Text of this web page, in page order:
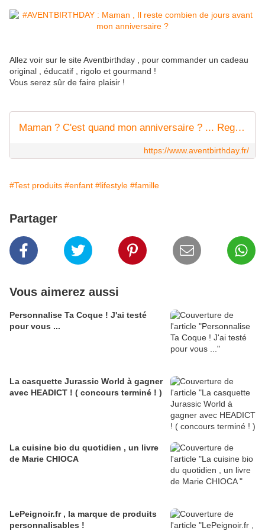
Allez voir sur le site Aventbirthday , pour commander un cadeau
original , éducatif , rigolo et gourmand !
Vous serez sûr de faire plaisir !
Maman ? C'est quand mon anniversaire ? ... Regarde sur ton calendrier mon Amour !
https://www.aventbirthday.fr/
#Test produits #enfant #lifestyle #famille
Partager
Vous aimerez aussi
Personnalise Ta Coque ! J'ai testé
pour vous ...
La casquette Jurassic World à gagner
avec HEADICT ! ( concours terminé ! )
La cuisine bio du quotidien , un livre
de Marie CHIOCA
LePeignoir.fr , la marque de produits
personnalisables !